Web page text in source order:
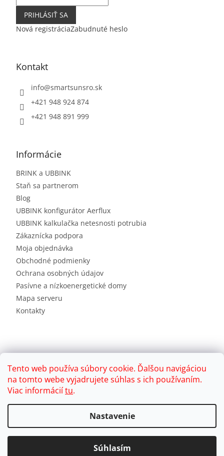
Tento web používa súbory cookie. Ďalšou navigáciou
na tomto webe vyjadrujete súhlas s ich používaním.
Viac informáciítu.
Nastavenie
Súhlasím
PRIHLÁSIŤ SA
Nová registráciaZabudnuté heslo
Kontakt
info@smartsunsro.sk
+421 948 924 874
+421 948 891 999
Informácie
BRINK a UBBINK
Staň sa partnerom
Blog
UBBINK konfigurátor Aerflux
UBBINK kalkulačka netesnosti potrubia
Zákaznícka podpora
Moja objednávka
Obchodné podmienky
Ochrana osobných údajov
Pasívne a nízkoenergetické domy
Mapa serveru
Kontakty
Copyright 2026Brink. Všetky práva vyhradené.
Upraviť nastavenie cookies